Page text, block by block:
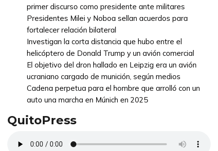
primer discurso como presidente ante militares
Presidentes Milei y Noboa sellan acuerdos para
fortalecer relación bilateral
Investigan la corta distancia que hubo entre el
helicóptero de Donald Trump y un avión comercial
El objetivo del dron hallado en Leipzig era un avión
ucraniano cargado de munición, según medios
Cadena perpetua para el hombre que arrolló con un
auto una marcha en Múnich en 2025
QuitoPress